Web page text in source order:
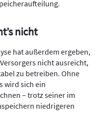
nicht
hat außerdem ergeben,
nicht ausreicht,
zu betreiben. Ohne
wird sich ein
– trotz seiner im
niedrigeren